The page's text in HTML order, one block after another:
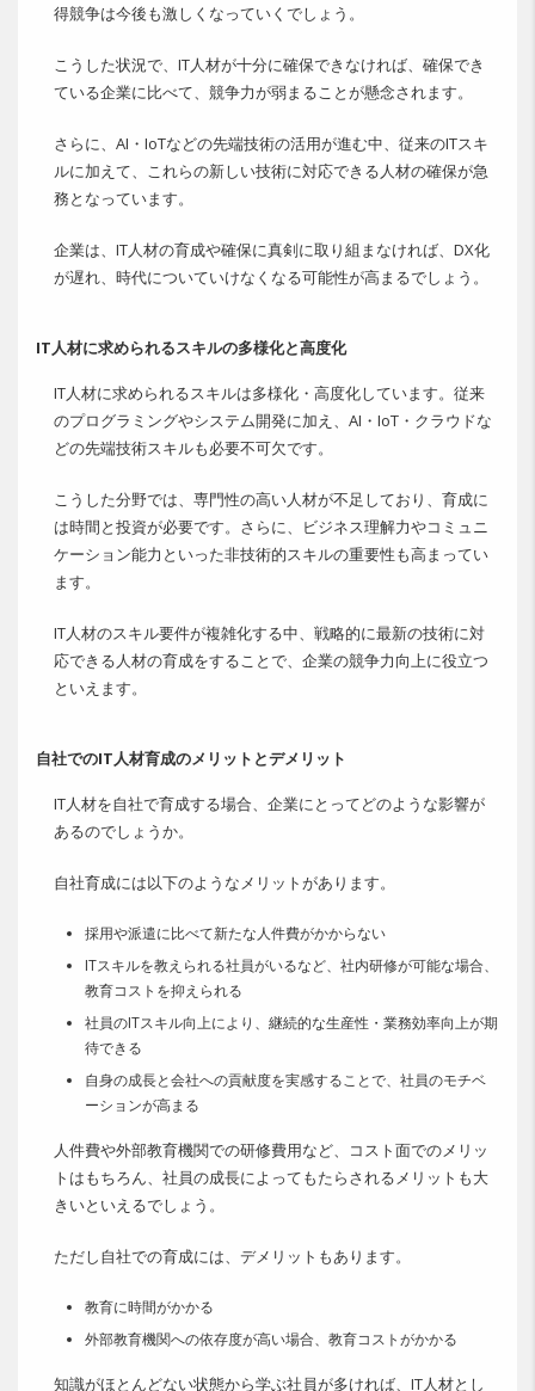
得競争は今後も激しくなっていくでしょう。
こうした状況で、IT人材が十分に確保できなければ、確保でき
ている企業に比べて、競争力が弱まることが懸念されます。
さらに、AI・IoTなどの先端技術の活用が進む中、従来のITスキ
ルに加えて、これらの新しい技術に対応できる人材の確保が急
務となっています。
企業は、IT人材の育成や確保に真剣に取り組まなければ、DX化
が遅れ、時代についていけなくなる可能性が高まるでしょう。
IT人材に求められるスキルの多様化と高度化
IT人材に求められるスキルは多様化・高度化しています。従来
のプログラミングやシステム開発に加え、AI・IoT・クラウドな
どの先端技術スキルも必要不可欠です。
こうした分野では、専門性の高い人材が不足しており、育成に
は時間と投資が必要です。さらに、ビジネス理解力やコミュニ
ケーション能力といった非技術的スキルの重要性も高まってい
ます。
IT人材のスキル要件が複雑化する中、戦略的に最新の技術に対
応できる人材の育成をすることで、企業の競争力向上に役立つ
といえます。
自社でのIT人材育成のメリットとデメリット
IT人材を自社で育成する場合、企業にとってどのような影響が
あるのでしょうか。
自社育成には以下のようなメリットがあります。
採用や派遣に比べて新たな人件費がかからない
ITスキルを教えられる社員がいるなど、社内研修が可能な場合、
教育コストを抑えられる
社員のITスキル向上により、継続的な生産性・業務効率向上が期
待できる
自身の成長と会社への貢献度を実感することで、社員のモチベ
ーションが高まる
人件費や外部教育機関での研修費用など、コスト面でのメリッ
トはもちろん、社員の成長によってもたらされるメリットも大
きいといえるでしょう。
ただし自社での育成には、デメリットもあります。
教育に時間がかかる
外部教育機関への依存度が高い場合、教育コストがかかる
知識がほとんどない状態から学ぶ社員が多ければ、IT人材とし